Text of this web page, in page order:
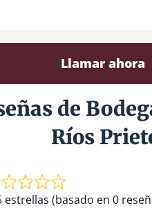
Llamar ahora
de
Ríos
estrellas (basado en 0